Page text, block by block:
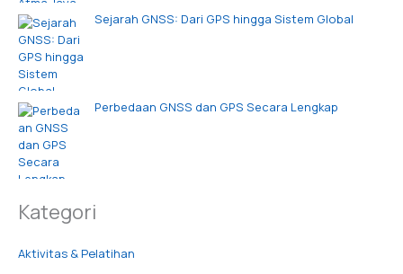
Sejarah GNSS: Dari GPS hingga Sistem Global
Perbedaan GNSS dan GPS Secara Lengkap
Kategori
Aktivitas & Pelatihan